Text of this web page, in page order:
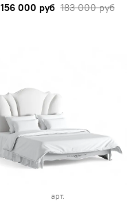
156 000 руб 183 000 руб
арт.